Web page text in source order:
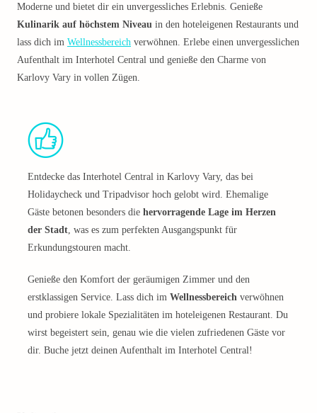
Moderne und bietet dir ein unvergessliches Erlebnis. Genieße
Kulinarik auf höchstem Niveau in den hoteleigenen Restaurants und
lass dich im Wellnessbereich verwöhnen. Erlebe einen unvergesslichen
Aufenthalt im Interhotel Central und genieße den Charme von
Karlovy Vary in vollen Zügen.
Entdecke das Interhotel Central in Karlovy Vary, das bei
Holidaycheck und Tripadvisor hoch gelobt wird. Ehemalige
Gäste betonen besonders die hervorragende Lage im Herzen
der Stadt, was es zum perfekten Ausgangspunkt für
Erkundungstouren macht.
Genieße den Komfort der geräumigen Zimmer und den
erstklassigen Service. Lass dich im Wellnessbereich verwöhnen
und probiere lokale Spezialitäten im hoteleigenen Restaurant. Du
wirst begeistert sein, genau wie die vielen zufriedenen Gäste vor
dir. Buche jetzt deinen Aufenthalt im Interhotel Central!